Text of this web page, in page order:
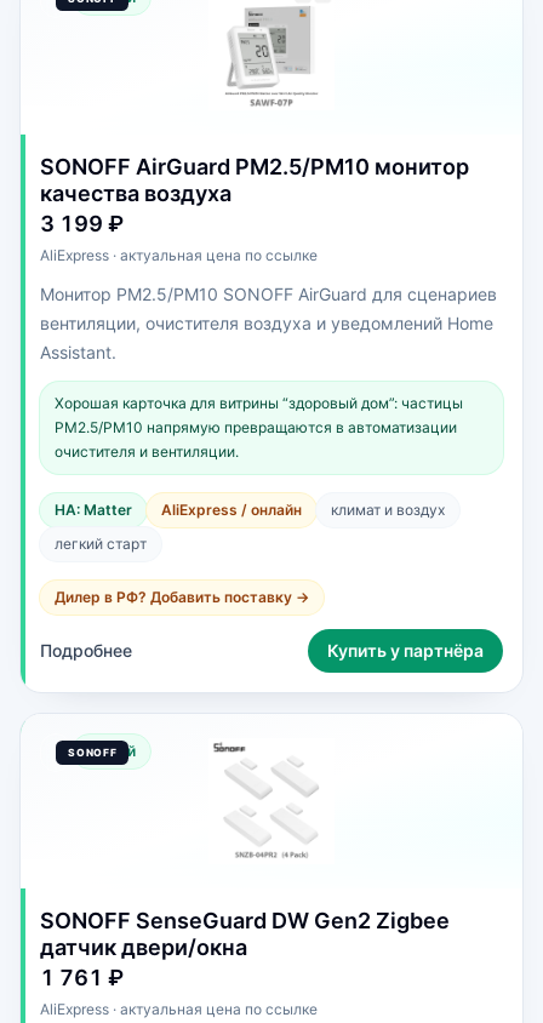
SONOFF AirGuard PM2.5/PM10 монитор
качества воздуха
3 199 ₽
AliExpress · актуальная цена по ссылке
Монитор PM2.5/PM10 SONOFF AirGuard для сценариев
вентиляции, очистителя воздуха и уведомлений Home
Assistant.
Хорошая карточка для витрины “здоровый дом”: частицы
PM2.5/PM10 напрямую превращаются в автоматизации
очистителя и вентиляции.
HA: Matter AliExpress / онлайн
климат и воздух
легкий старт
Дилер в РФ? Добавить поставку →
Подробнее Купить у партнёра
Новый
SONOFF SenseGuard DW Gen2 Zigbee
датчик двери/окна
1 761 ₽
AliExpress · актуальная цена по ссылке